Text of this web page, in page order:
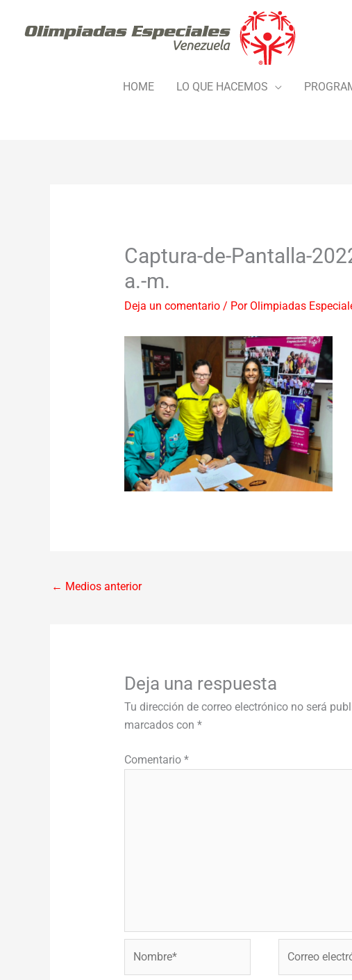
HOME LO QUE HACEMOS
Captura-de-Pantalla-
a.-m.
Deja un comentario / Por Olimpiadas
← Medios anterior
Deja una respuesta
Tu dirección de correo electrónico no será
marcados con *
Comentario *